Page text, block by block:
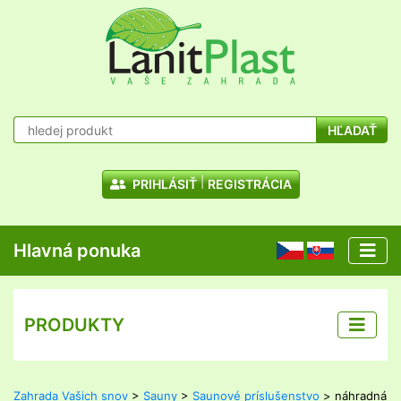
HĽADAŤ
PRIHLÁSIŤ REGISTRÁCIA
Hlavná ponuka CZ SK
PRODUKTY
Zahrada Vašich snov > Sauny > Saunové príslušenstvo > náhradná